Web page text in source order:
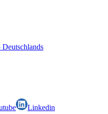
Deutschlands
Linkedin